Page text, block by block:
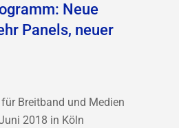
Neue
Panels, neuer
Breitband und Medien
2018 in Köln